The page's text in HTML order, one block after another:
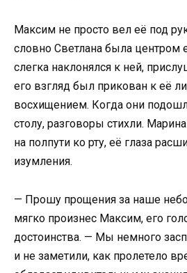
Максим не просто вел её под
словно Светлана была центром
слегка наклонялся к ней,
его взгляд был прикован к её
восхищением. Когда они
столу, разговоры стихли.
на полпути ко рту, её глаза
изумления.
— Прошу прощения за наше
мягко произнес Максим, его
достоинства. — Мы немного
и не заметили, как пролетело